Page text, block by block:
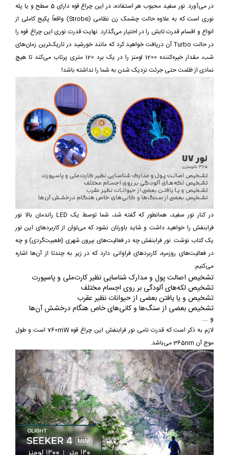
در می‌آورد. نور سفید محبوب هر استفاده، در این چراغ قوه دارای 5 سطح و یا پله
نوری است که به علاوه حالت چشمک زن نظامی (Strobe) واقعاً پکیج کاملی از
انواع و اقسام قدرت تابش را در اختیار می‌گذارد. نهایت قدرت نوری این چراغ قوه را
در حالت Turbo آن دریافت خواهید کرد که مانند خورشید در تاریک‌ترین زمان‌های
شب، مقدار خیره‌کننده 1200 لومنز را در یک برد 120 متری پرتاب می‌کند تا هیچ
نمادی از ظلمت حتی جرئت نزدیک شدن به شما را نداشته باشد!
در کنار نور سفید، همانطور که گفته شد، شما توسط یک LED راندمان بالا نور
فرابنفش را خواهید داشت و شاید باورتان نشود که می‌توان از کاربردهای این نور
یک کتاب نوشت. نور فرابنفش چه در فعالیت‌های بیرون شهری (طعبیت‌گردی) و چه
در فعالیت‌های روزمره، کاربردهای فراوانی دارد که در زیر به چندتا از آن‌ها اشاره
می‌کنیم:
تشخیص اصالت پول و مدارک شناسایی نظیر کارت‌ملی و پاسپورت
تشخیص لکه‌های آلودگی بر روی اجسام مختلف
تشخیص و یا یافتن بعضی از حیوانات نظیر عقرب
تشخیص بعضی از سنگ‌ها و کانی‌های خاص هنگام درخشش آن‌ها
و ...
لازم به ذکر است که قدرت نامی نور فرابنفش این چراغ قوه 760mW است و طول
موج آن 365nm می‌باشد.